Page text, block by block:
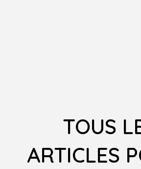
TOUS
ARTICLES